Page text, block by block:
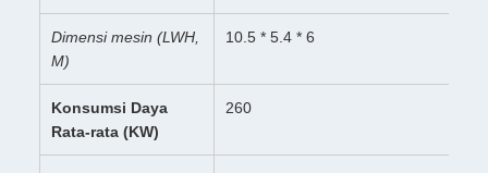
Dimensi mesin (LWH,
M)
10.5 * 5.4 * 6
Konsumsi Daya
Rata-rata (KW)
260